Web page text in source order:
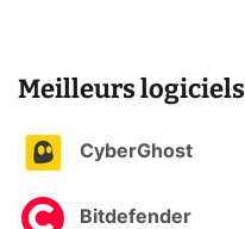
Meilleurs logiciels
CyberGhost
Bitdefender